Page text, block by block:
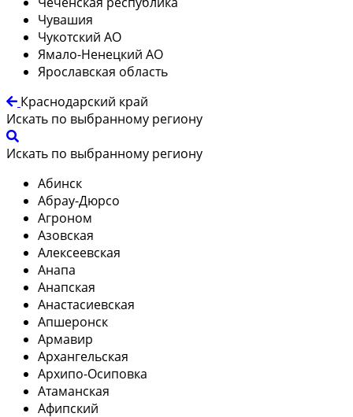
Чувашия
Чукотский АО
Ямало-Ненецкий АО
Ярославская область
Краснодарский край
Искать по выбранному региону
Искать по выбранному региону
Абинск
Абрау-Дюрсо
Агроном
Азовская
Алексеевская
Анапа
Анапская
Анастасиевская
Апшеронск
Армавир
Архангельская
Архипо-Осиповка
Атаманская
Афипский